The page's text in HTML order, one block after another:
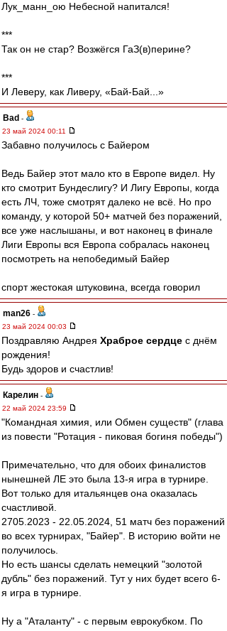
Лук_манн_ою Небесной напитался!
***
Так он не стар? Возжёгся ГаЗ(в)перине?
***
И Леверу, как Ливеру, «Бай-Бай...»
Bad -
23 май 2024 00:11
Забавно получилось с Байером
Ведь Байер этот мало кто в Европе видел. Ну
кто смотрит Бундеслигу? И Лигу Европы, когда
есть ЛЧ, тоже смотрят далеко не всё. Но про
команду, у которой 50+ матчей без поражений,
все уже наслышаны, и вот наконец в финале
Лиги Европы вся Европа собралась наконец
посмотреть на непобедимый Байер
спорт жестокая штуковина, всегда говорил
man26 -
23 май 2024 00:03
Поздравляю Андрея Храброе сердце с днём
рождения!
Будь здоров и счастлив!
Карелин -
22 май 2024 23:59
"Командная химия, или Обмен существ" (глава
из повести "Ротация - пиковая богиня победы")
Примечательно, что для обоих финалистов
нынешней ЛЕ это была 13-я игра в турнире.
Вот только для итальянцев она оказалась
счастливой.
2705.2023 - 22.05.2024, 51 матч без поражений
во всех турнирах, "Байер". В историю войти не
получилось.
Но есть шансы сделать немецкий "золотой
дубль" без поражений. Тут у них будет всего 6-
я игра в турнире.
Ну а "Аталанту" - с первым еврокубком. По